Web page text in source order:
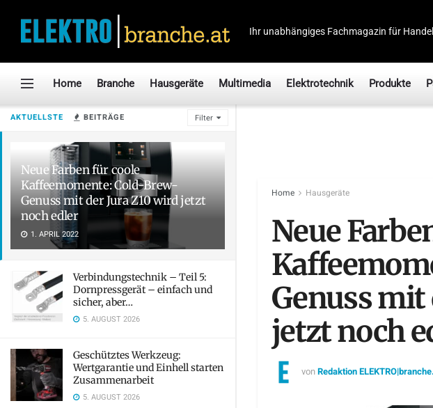
AKTUELLSTE BEITRÄGE Filter
Neue Farben für coole
Kaffeemomente: Cold-Brew-
Genuss mit der Jura Z10 wird jetzt
noch edler
1. APRIL 2022
Verbindungstechnik – Teil 5:
Dornpressgerät – einfach und
sicher, aber…
5. AUGUST 2026
Geschütztes Werkzeug:
Wertgarantie und Einhell starten
Zusammenarbeit
5. AUGUST 2026
Ihr unabhängiges Fachmagazin für
Home Branche Hausgeräte Multimedia Elektrotechnik Produkte
Home Hausgeräte
Neue
Genuss mit
jetzt noch
vonRedaktion